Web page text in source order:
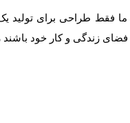
فقط طراحی برای تولید
فضای زندگی و کار خود